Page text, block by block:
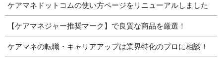
ケアマネドットコムの使い方ページをリニューアルしました
【ケアマネジャー推奨マーク】で良質な商品を厳選！
ケアマネの転職・キャリアアップは業界特化のプロに相談！